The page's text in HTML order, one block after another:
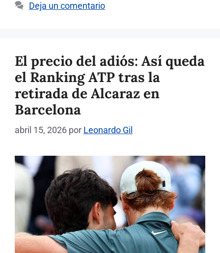
Deja un comentario
El precio del adiós: Así queda
el Ranking ATP tras la
retirada de Alcaraz en
Barcelona
abril 15, 2026 por Leonardo Gil